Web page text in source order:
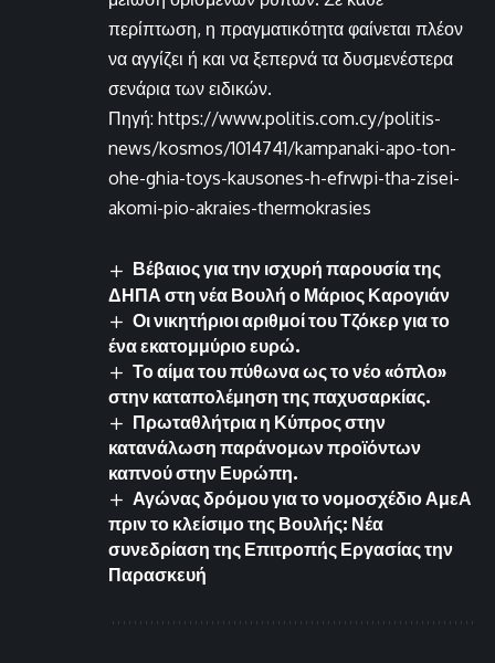
περίπτωση, η πραγματικότητα φαίνεται πλέον
να αγγίζει ή και να ξεπερνά τα δυσμενέστερα
σενάρια των ειδικών.
Πηγή: https://www.politis.com.cy/politis-
news/kosmos/1014741/kampanaki-apo-ton-
ohe-ghia-toys-kausones-h-efrwpi-tha-zisei-
akomi-pio-akraies-thermokrasies
Βέβαιος για την ισχυρή παρουσία της
ΔΗΠΑ στη νέα Βουλή ο Μάριος Καρογιάν
Οι νικητήριοι αριθμοί του Τζόκερ για το
ένα εκατομμύριο ευρώ.
Το αίμα του πύθωνα ως το νέο «όπλο»
στην καταπολέμηση της παχυσαρκίας.
Πρωταθλήτρια η Κύπρος στην
κατανάλωση παράνομων προϊόντων
καπνού στην Ευρώπη.
Αγώνας δρόμου για το νομοσχέδιο ΑμεΑ
πριν το κλείσιμο της Βουλής: Νέα
συνεδρίαση της Επιτροπής Εργασίας την
Παρασκευή